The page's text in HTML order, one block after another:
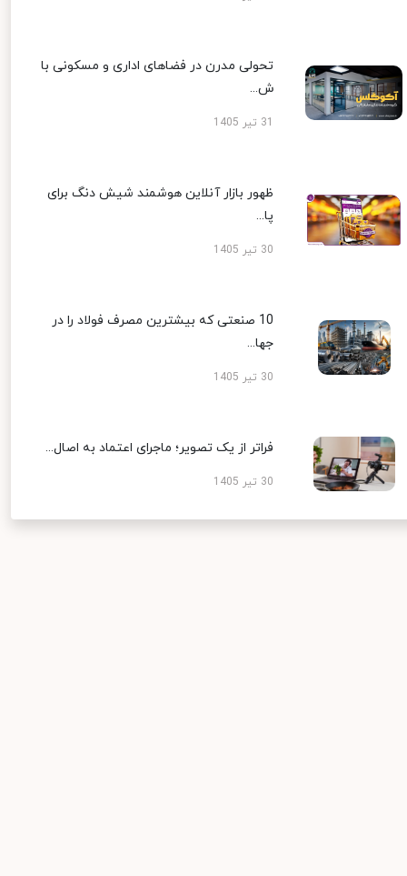
تحولی مدرن در فضاهای اداری و مسکونی با
ش...
ظهور بازار آنلاین هوشمند شیش دنگ برای
پا...
30 تیر 1405
10 صنعتی که بیشترین مصرف فولاد را در
جها...
30 تیر 1405
فراتر از یک تصویر؛ ماجرای اعتماد به اصال...
30 تیر 1405